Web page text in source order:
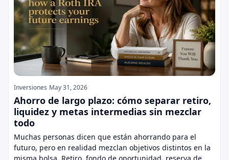
Inversiones May 31, 2026
Ahorro de largo plazo: cómo separar retiro,
liquidez y metas intermedias sin mezclar
todo
Muchas personas dicen que están ahorrando para el
futuro, pero en realidad mezclan objetivos distintos en la